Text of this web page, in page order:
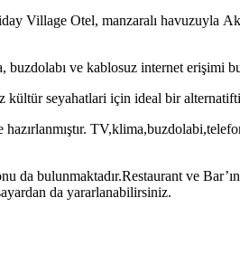
Village Otel, manzaralı
buzdolabı ve kablosuz internet erişimi
kültür seyahatlari için ideal bir
da bulunmaktadır.Restaurant ve
da yararlanabilirsiniz.